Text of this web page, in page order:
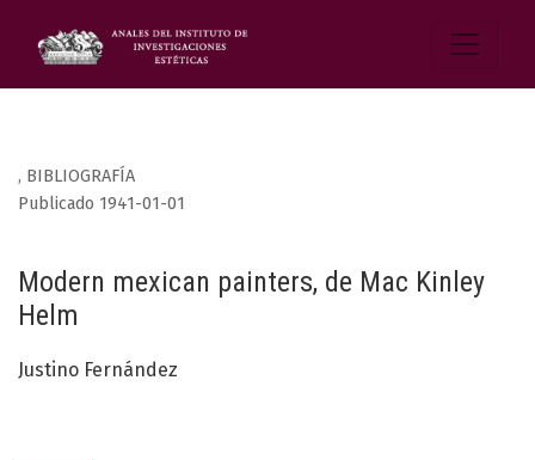
, BIBLIOGRAFÍA
Modern mexican painters, de Mac Kinley
Helm
Publicado 1941-01-01
Justino Fernández